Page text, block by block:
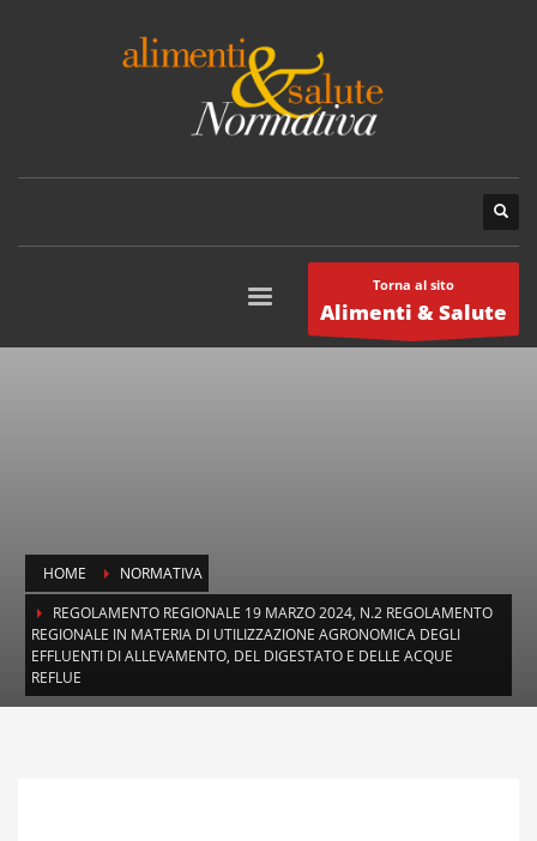
Torna al sito
Alimenti & Salute
HOME
NORMATIVA
REGOLAMENTO REGIONALE 19 MARZO 2024, N.2 REGOLAMENTO
REGIONALE IN MATERIA DI UTILIZZAZIONE AGRONOMICA DEGLI
EFFLUENTI DI ALLEVAMENTO, DEL DIGESTATO E DELLE ACQUE
REFLUE